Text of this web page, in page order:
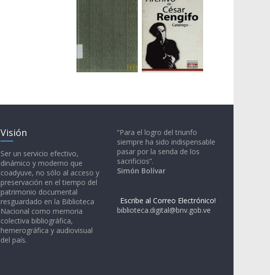
Visión
Ser un servicio efectivo,
dinámico y moderno que
coadyuve, no sólo al acceso y
preservación en el tiempo del
patrimonio documental
resguardado en la Biblioteca
Nacional como memoria
colectiva bibliográfica,
hemerográfica y audiovisual
del país.
“Para el logro del triunfo
siempre ha sido indispensable
pasar por la senda de los
sacrificios”.
Simón Bolívar
Escribe al Correo Electrónico!
biblioteca.digital@bnv.gob.ve